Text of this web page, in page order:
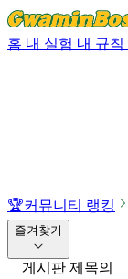
홈 내 실험 내 규칙
🏆커뮤니티 랭킹
즐겨찾기
게시판 제목의